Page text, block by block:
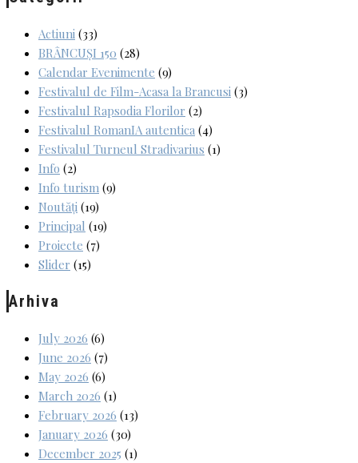
Actiuni (33)
BRÂNCUȘI 150 (28)
Calendar Evenimente (9)
Festivalul de Film-Acasa la Brancusi (3)
Festivalul Rapsodia Florilor (2)
Festivalul RomanIA autentica (4)
Festivalul Turneul Stradivarius (1)
Info (2)
Info turism (9)
Noutăți (19)
Principal (19)
Proiecte (7)
Slider (15)
Arhiva
July 2026 (6)
June 2026 (7)
May 2026 (6)
March 2026 (1)
February 2026 (13)
January 2026 (30)
December 2025 (1)